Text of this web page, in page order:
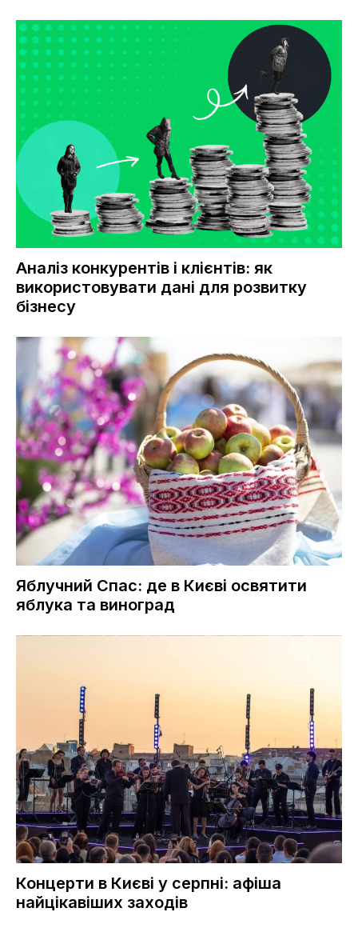
Аналіз конкурентів і клієнтів: як
використовувати дані для розвитку
бізнесу
Яблучний Спас: де в Києві освятити
яблука та виноград
Концерти в Києві у серпні: афіша
найцікавіших заходів